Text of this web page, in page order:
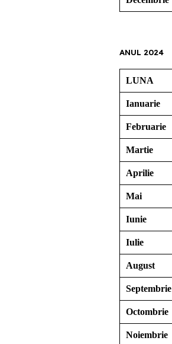
ANUL 2024
LUNA
Ianuarie
Februarie
Martie
Aprilie
Mai
Iunie
Iulie
August
Septembrie
Octombrie
Noiembrie